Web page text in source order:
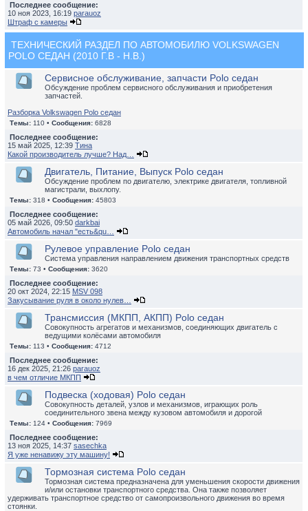
Последнее сообщение:
10 ноя 2023, 16:19 parauoz
Штраф с камеры
ТЕХНИЧЕСКИЙ РАЗДЕЛ ПО АВТОМОБИЛЮ VOLKSWAGEN
POLO СЕДАН (2010 Г.В - Н.В.)
Сервисное обслуживание, запчасти Polo седан
Обсуждение проблем сервисного обслуживания и приобретения
запчастей.
Разборка Volkswagen Polo седан
Темы: 110 • Сообщения: 6828
Последнее сообщение:
15 май 2025, 12:39 Тина
Какой производитель лучше? Над…
Двигатель, Питание, Выпуск Polo седан
Обсуждение проблем по двигателю, электрике двигателя, топливной
магистрали, выхлопу.
Темы: 318 • Сообщения: 45803
Последнее сообщение:
05 май 2026, 09:50 darkbai
Автомобиль начал "есть&qu…
Рулевое управление Polo седан
Система управления направлением движения транспортных средств
Темы: 73 • Сообщения: 3620
Последнее сообщение:
20 окт 2024, 22:15 MSV 098
Закусывание руля в около нулев…
Трансмиссия (МКПП, АКПП) Polo седан
Совокупность агрегатов и механизмов, соединяющих двигатель с
ведущими колёсами автомобиля
Темы: 113 • Сообщения: 4712
Последнее сообщение:
16 дек 2025, 21:26 parauoz
в чем отличие МКПП
Подвеска (ходовая) Polo седан
Совокупность деталей, узлов и механизмов, играющих роль
соединительного звена между кузовом автомобиля и дорогой
Темы: 124 • Сообщения: 7969
Последнее сообщение:
13 ноя 2025, 14:37 sasechka
Я уже ненавижу эту машину!
Тормозная система Polo седан
Тормозная система предназначена для уменьшения скорости движения
и/или остановки транспортного средства. Она также позволяет
удерживать транспортное средство от самопроизвольного движения во время
стоянки.